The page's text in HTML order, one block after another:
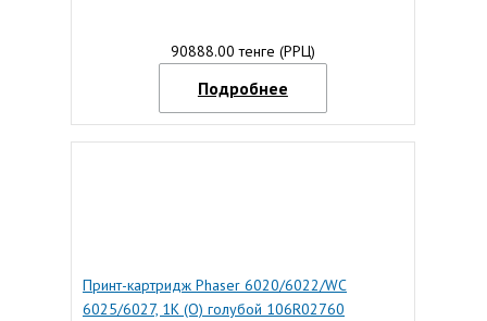
90888.00 тенге (РРЦ)
Подробнее
Принт-картридж Phaser 6020/6022/WC
6025/6027, 1K (О) голубой 106R02760